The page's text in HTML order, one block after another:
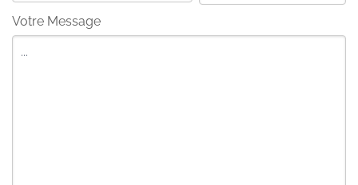
Votre Message